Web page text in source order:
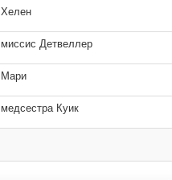
Хелен
миссис Детвеллер
Мари
медсестра Куик